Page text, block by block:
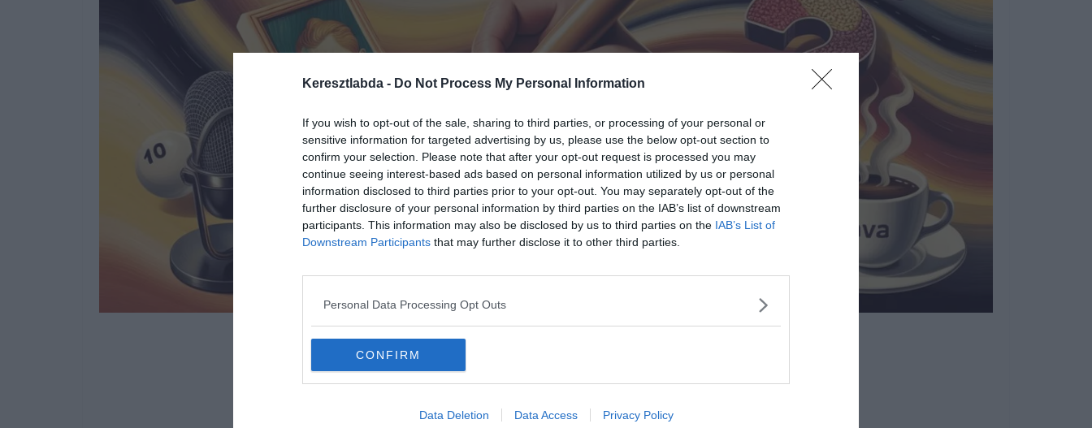
Keresztlabda - Do Not Process My Personal Information
If you wish to opt-out of the sale, sharing to third parties, or processing of your personal or
sensitive information for targeted advertising by us, please use the below opt-out section to
confirm your selection. Please note that after your opt-out request is processed you may
continue seeing interest-based ads based on personal information utilized by us or personal
information disclosed to third parties prior to your opt-out. You may separately opt-out of the
further disclosure of your personal information by third parties on the IAB’s list of downstream
participants. This information may also be disclosed by us to third parties on the IAB’s List of
Downstream Participants that may further disclose it to other third parties.
Personal Data Processing Opt Outs
CONFIRM
Data Deletion Data Access Privacy Policy
Hirdetés